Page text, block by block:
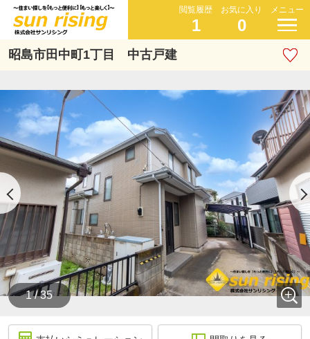
閲覧履歴
1
お気に入り
0
メニュー
昭島市田中町1丁目 中古戸建
1 / 35